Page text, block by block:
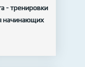
- тренировки
начинающих